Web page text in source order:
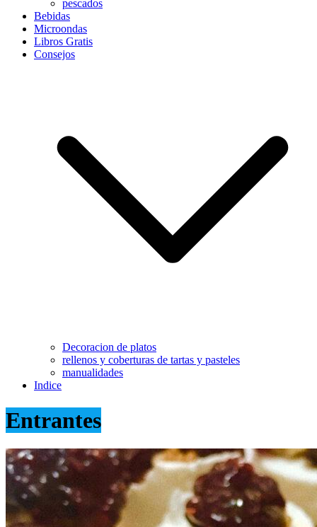
pescados
Bebidas
Microondas
Libros Gratis
Consejos
Decoracion de platos
rellenos y coberturas de tartas y pasteles
manualidades
Indice
Entrantes